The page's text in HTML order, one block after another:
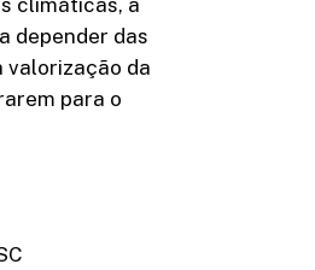
climáticas, a
depender das
valorização da
para o